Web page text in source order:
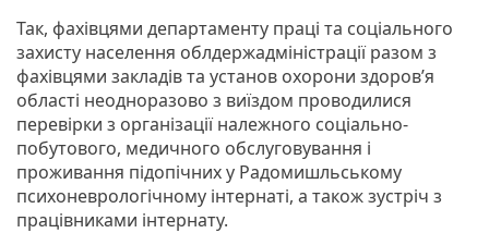
Так, фахівцями департаменту праці та соціального
захисту населення облдержадміністрації разом з
фахівцями закладів та установ охорони здоров’я
області неодноразово з виїздом проводилися
перевірки з організації належного соціально-
побутового, медичного обслуговування і
проживання підопічних у Радомишльському
психоневрологічному інтернаті, а також зустріч з
працівниками інтернату.